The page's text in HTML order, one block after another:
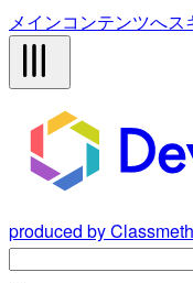
メインコンテンツへス
produced by